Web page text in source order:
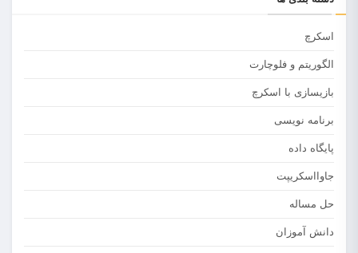
اسکرچ
الگوریتم و فلوچارت
بازیسازی با اسکرچ
برنامه نویسی
پایگاه داده
جاوااسکریپت
حل مساله
دانش آموزان